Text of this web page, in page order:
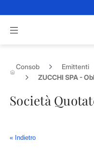
Apri menu di navigazione
Consob Emittenti
ZUCCHI SPA -
Società
« Indietro